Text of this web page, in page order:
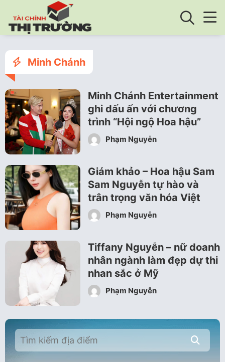
Minh Chánh
Minh Chánh Entertainment
ghi dấu ấn với chương
trình “Hội ngộ Hoa hậu”
Phạm Nguyễn
Giám khảo – Hoa hậu Sam
Sam Nguyễn tự hào và
trân trọng văn hóa Việt
Phạm Nguyễn
Tiffany Nguyễn – nữ doanh
nhân ngành làm đẹp dự thi
nhan sắc ở Mỹ
Phạm Nguyễn